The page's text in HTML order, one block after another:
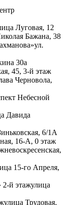
Луговая, 12
Бажана, 38
ул.
30а
45, 3-й этаж
Черновола,
Небесной
Давида
6/1А
16-А, 0 этаж
15-го Апреля,
2-й этажулица
улица Трудовая,